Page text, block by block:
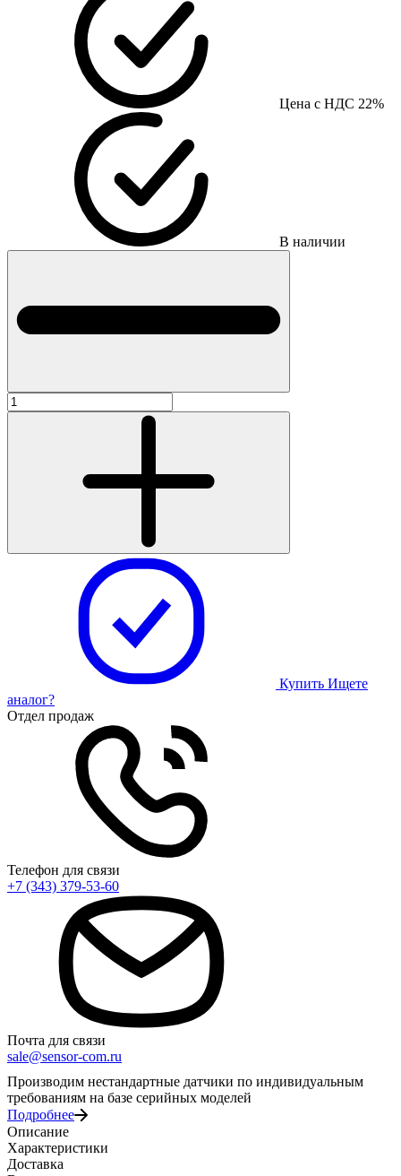
Цена с НДС 22%
В наличии
Купить Ищете
аналог?
Отдел продаж
Телефон для связи
+7 (343) 379-53-60
Почта для связи
sale@sensor-com.ru
Производим нестандартные датчики по индивидуальным
требованиям на базе серийных моделей
Подробнее
Описание
Характеристики
Доставка